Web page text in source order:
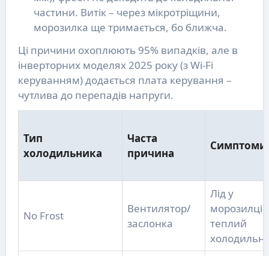
частини. Витік – через мікротріщини,
морозилка ще тримається, бо ближча.
Ці причини охоплюють 95% випадків, але в
інверторних моделях 2025 року (з Wi-Fi
керуванням) додається плата керування –
чутлива до перепадів напруги.
Тип
холодильника
Часта
причина
Симптоми
No Frost
Вентилятор/
заслонка
Лід у
морозилці,
теплий